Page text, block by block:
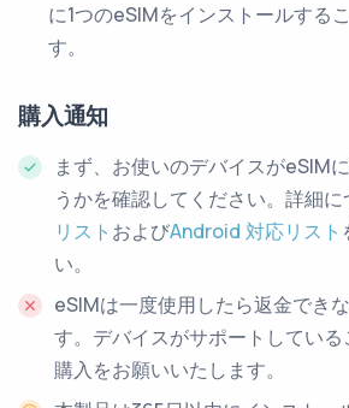
に1つのeSIMをインストールする
す。
購入通知
まず、お使いのデバイスがeSIM
うかを確認してください。詳細に
リスト およびAndroid 対応リスト
い。
eSIMは一度使用したら返金でき
す。デバイスがサポートしてい
購入をお願いいたします。